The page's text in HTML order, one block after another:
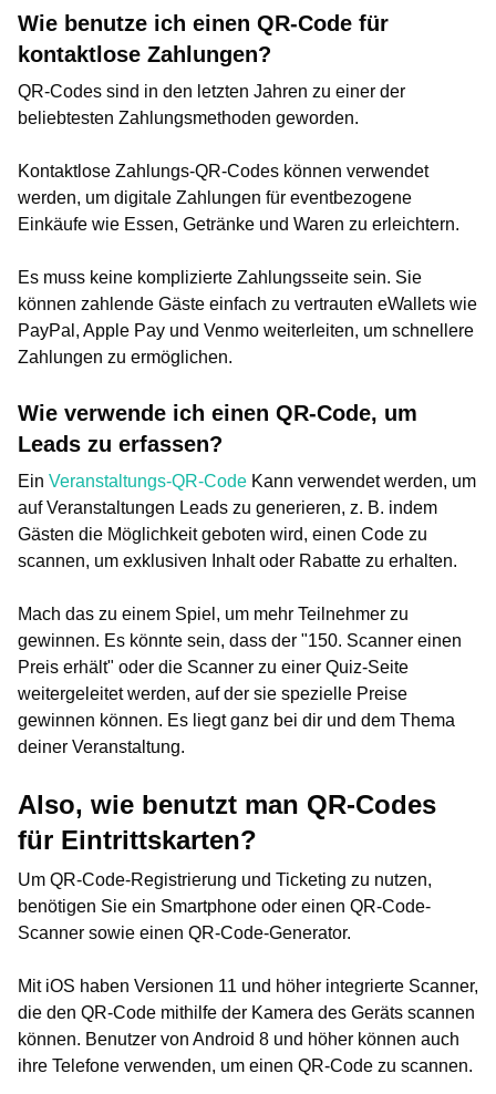
Wie benutze ich einen QR-Code für
kontaktlose Zahlungen?
QR-Codes sind in den letzten Jahren zu einer der
beliebtesten Zahlungsmethoden geworden.
Kontaktlose Zahlungs-QR-Codes können verwendet
werden, um digitale Zahlungen für eventbezogene
Einkäufe wie Essen, Getränke und Waren zu erleichtern.
Es muss keine komplizierte Zahlungsseite sein. Sie
können zahlende Gäste einfach zu vertrauten eWallets wie
PayPal, Apple Pay und Venmo weiterleiten, um schnellere
Zahlungen zu ermöglichen.
Wie verwende ich einen QR-Code, um
Leads zu erfassen?
Ein Veranstaltungs-QR-Code Kann verwendet werden, um
auf Veranstaltungen Leads zu generieren, z. B. indem
Gästen die Möglichkeit geboten wird, einen Code zu
scannen, um exklusiven Inhalt oder Rabatte zu erhalten.
Mach das zu einem Spiel, um mehr Teilnehmer zu
gewinnen. Es könnte sein, dass der "150. Scanner einen
Preis erhält" oder die Scanner zu einer Quiz-Seite
weitergeleitet werden, auf der sie spezielle Preise
gewinnen können. Es liegt ganz bei dir und dem Thema
deiner Veranstaltung.
Also, wie benutzt man QR-Codes
für Eintrittskarten?
Um QR-Code-Registrierung und Ticketing zu nutzen,
benötigen Sie ein Smartphone oder einen QR-Code-
Scanner sowie einen QR-Code-Generator.
Mit iOS haben Versionen 11 und höher integrierte Scanner,
die den QR-Code mithilfe der Kamera des Geräts scannen
können. Benutzer von Android 8 und höher können auch
ihre Telefone verwenden, um einen QR-Code zu scannen.